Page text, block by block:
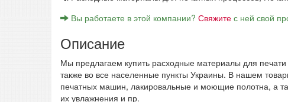
Вы работаете в этой компании? Свяжите с ней свой
Описание
Мы предлагаем купить расходные материалы для
также во все населенные пункты Украины. В нашем
печатных машин, лакировальные и моющие полотна, а
их увлажнения и пр.